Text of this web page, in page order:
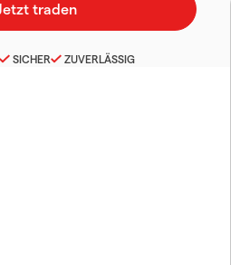
SICHER ZUVERLÄSSIG